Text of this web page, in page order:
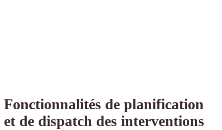
Fonctionnalités de planification
et de dispatch des interventions